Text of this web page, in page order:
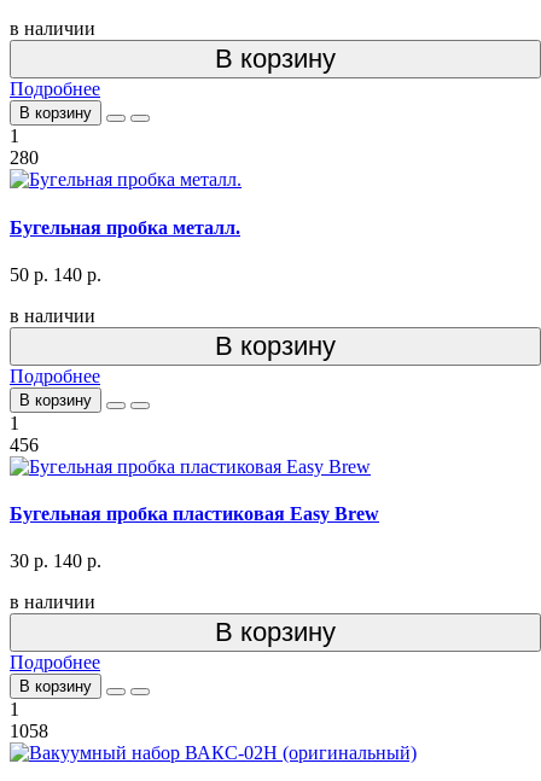
в наличии
В корзину
Подробнее
В корзину
1
280
Бугельная пробка металл.
50 р. 140 р.
в наличии
В корзину
Подробнее
В корзину
1
456
Бугельная пробка пластиковая Easy Brew
30 р. 140 р.
в наличии
В корзину
Подробнее
В корзину
1
1058